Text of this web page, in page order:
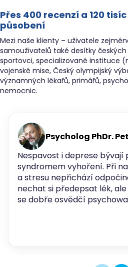
Přes 400 recenzí a 120
působení
Mezi naše klienty – uživatele
samouživatelů také desítky
sportovci, specializované instituce
vojenské mise, Český olympijský
významných lékařů, primářů,
nemocnic.
Psycholog PhDr.
Nespavost i deprese bývají
syndromem vyhoření. Při
a stresu nepřichází
nechat si předepsat lék,
se dobře osvědčí